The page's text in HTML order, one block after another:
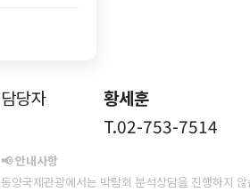
담당자 황세훈
T.02-753-7514
📢 안내사항
동양국제관광에서는 박람회 분석상담을 진행하지